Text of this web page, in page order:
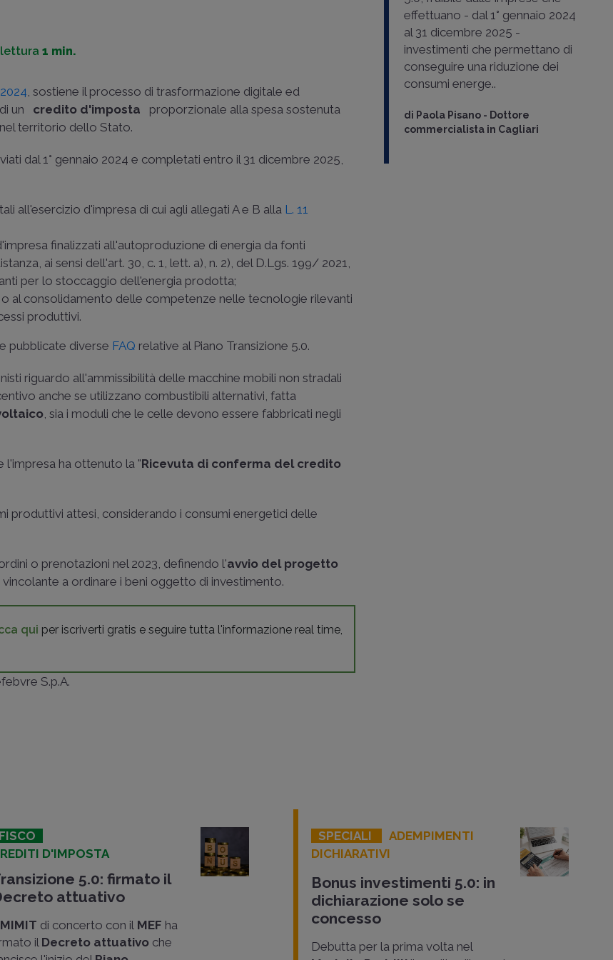
lettura1 min.
, sostiene il processo di trasformazione digitale ed
un credito d'imposta proporzionale alla spesa sostenuta
territorio dello Stato.
dal 1° gennaio 2024 e completati entro il 31 dicembre 2025,
all'esercizio d'impresa di cui agli allegati A e B alla L. 11
finalizzati all'autoproduzione di energia da fonti
ai sensi dell'art. 30, c. 1, lett. a), n. 2), del D.Lgs. 199/ 2021,
per lo stoccaggio dell'energia prodotta;
al consolidamento delle competenze nelle tecnologie rilevanti
produttivi.
pubblicate diverse FAQ relative al Piano Transizione 5.0.
riguardo all'ammissibilità delle macchine mobili non stradali
anche se utilizzano combustibili alternativi, fatta
, sia i moduli che le celle devono essere fabbricati negli
ha ottenuto la "Ricevuta di conferma del credito
produttivi attesi, considerando i consumi energetici delle
o prenotazioni nel 2023, definendo l'avvio del progetto
a ordinare i beni oggetto di investimento.
qui per iscriverti gratis e seguire tutta l'informazione real time,
S.p.A.
effettuano - dal 1° gennaio 2024
al 31 dicembre 2025 -
investimenti che permettano di
conseguire una riduzione dei
consumi energe..
di Paola Pisano - Dottore
commercialista in Cagliari
FISCO
D'IMPOSTA
5.0: firmato il
attuativo
MIMIT di concerto con il MEF ha
il Decreto attuativo che
SPECIALI
ADEMPIMENTI
DICHIARATIVI
Bonus investimenti 5.0: in
dichiarazione solo se
concesso
Debutta per la prima volta nel